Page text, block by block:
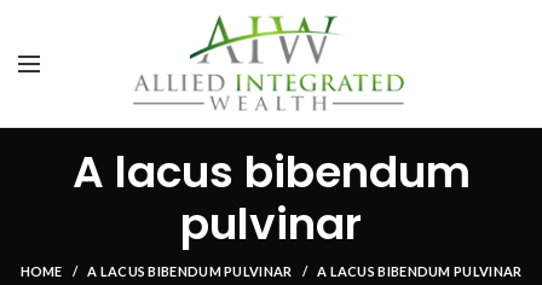
A lacus bibendum
pulvinar
HOME A LACUS BIBENDUM PULVINAR A LACUS BIBENDUM PULVINAR